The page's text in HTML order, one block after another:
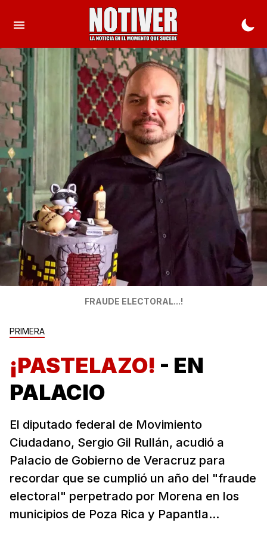
PRIMERA
¡PASTELAZO! - EN
PALACIO
El diputado federal de Movimiento
Ciudadano, Sergio Gil Rullán, acudió a
Palacio de Gobierno de Veracruz para
recordar que se cumplió un año del "fraude
electoral" perpetrado por Morena en los
municipios de Poza Rica y Papantla...
FRAUDE ELECTORAL...!